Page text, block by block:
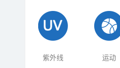
紫外线 运动